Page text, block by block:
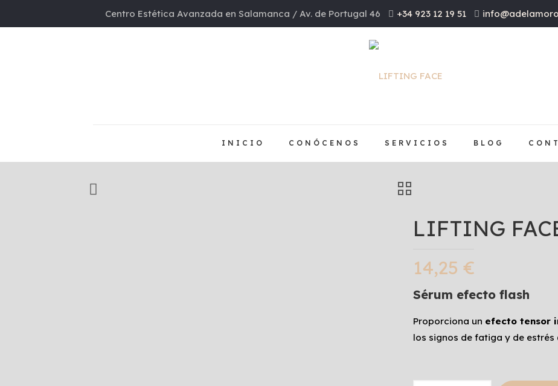
Centro Estética Avanzada en Salamanca / Av. de Portugal 46 +34 923 12 19 51
INICIO CONÓCENOS SERVICIOS BLOG
LIFTING
14,25 €
Sérum efecto flash
Proporciona un efecto tensor
los signos de fatiga y de estrés